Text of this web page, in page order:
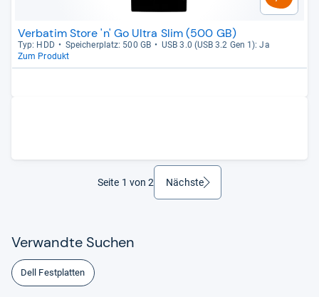
Verbatim Store 'n' Go Ultra Slim (500 GB)
Typ: HDD Spei­cher­platz: 500 GB
USB 3.0 (USB 3.2 Gen 1): Ja
Zum Produkt
Seite 1 von 2 Nächsteweiter
Ver­wandte Suchen
Dell Festplatten